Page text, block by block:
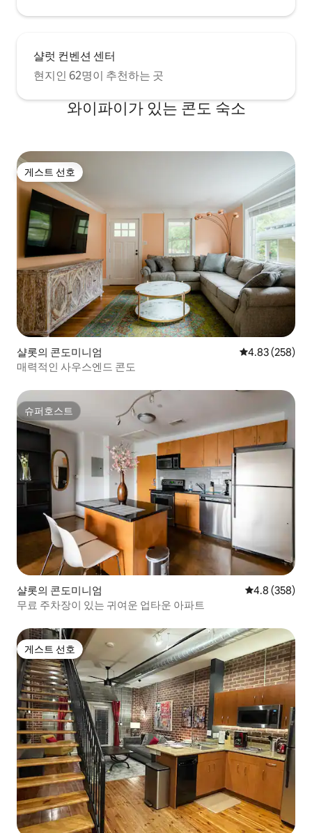
샬럿 컨벤션 센터
현지인 62명이 추천하는 곳
와이파이가 있는 콘도 숙소
게스트 선호
게스트 선호
샬롯의 콘도미니엄 평점 4.83점(5
4.83 (258)
매력적인 사우스엔드 콘도
슈퍼호스트
슈퍼호스트
샬롯의 콘도미니엄 평점 4.8점(5
4.8 (358)
무료 주차장이 있는 귀여운 업타운 아파트
게스트 선호
게스트 선호